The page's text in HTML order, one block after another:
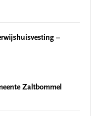
–
Zaltbommel